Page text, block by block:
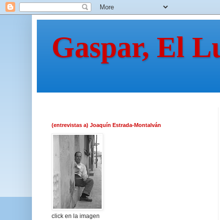
Gaspar, El
(entrevistas a) Joaquín Estrada-Montalván
click en la imagen